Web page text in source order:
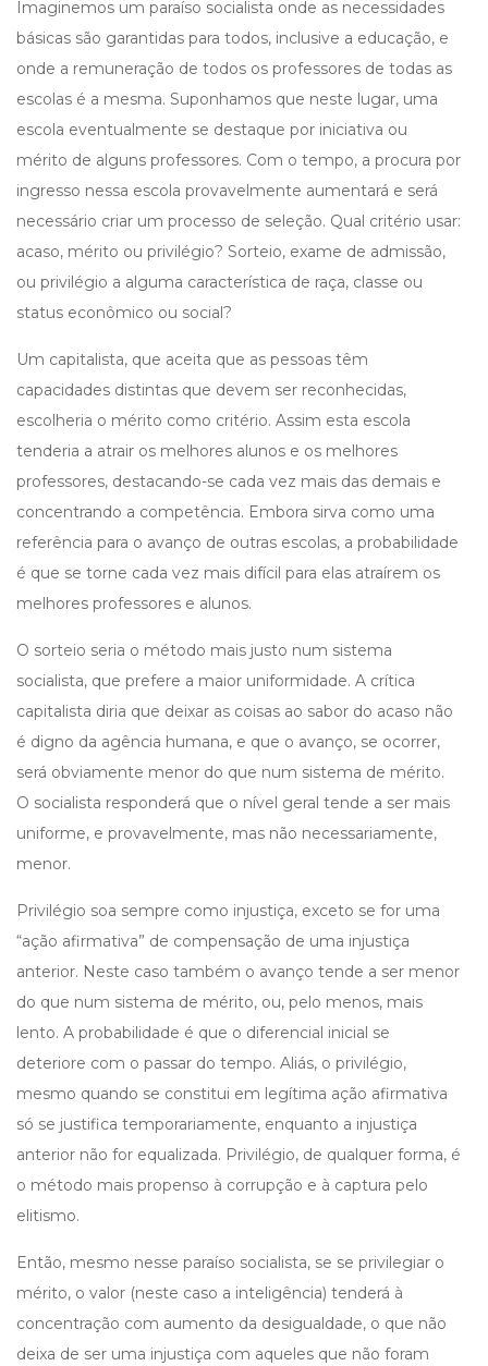
Imaginemos um paraíso socialista onde as necessidades
básicas são garantidas para todos, inclusive a educação, e
onde a remuneração de todos os professores de todas as
escolas é a mesma. Suponhamos que neste lugar, uma
escola eventualmente se destaque por iniciativa ou
mérito de alguns professores. Com o tempo, a procura por
ingresso nessa escola provavelmente aumentará e será
necessário criar um processo de seleção. Qual critério usar:
acaso, mérito ou privilégio? Sorteio, exame de admissão,
ou privilégio a alguma característica de raça, classe ou
status econômico ou social?
Um capitalista, que aceita que as pessoas têm
capacidades distintas que devem ser reconhecidas,
escolheria o mérito como critério. Assim esta escola
tenderia a atrair os melhores alunos e os melhores
professores, destacando-se cada vez mais das demais e
concentrando a competência. Embora sirva como uma
referência para o avanço de outras escolas, a probabilidade
é que se torne cada vez mais difícil para elas atraírem os
melhores professores e alunos.
O sorteio seria o método mais justo num sistema
socialista, que prefere a maior uniformidade. A crítica
capitalista diria que deixar as coisas ao sabor do acaso não
é digno da agência humana, e que o avanço, se ocorrer,
será obviamente menor do que num sistema de mérito.
O socialista responderá que o nível geral tende a ser mais
uniforme, e provavelmente, mas não necessariamente,
menor.
Privilégio soa sempre como injustiça, exceto se for uma
“ação afirmativa” de compensação de uma injustiça
anterior. Neste caso também o avanço tende a ser menor
do que num sistema de mérito, ou, pelo menos, mais
lento. A probabilidade é que o diferencial inicial se
deteriore com o passar do tempo. Aliás, o privilégio,
mesmo quando se constitui em legítima ação afirmativa
só se justifica temporariamente, enquanto a injustiça
anterior não for equalizada. Privilégio, de qualquer forma, é
o método mais propenso à corrupção e à captura pelo
elitismo.
Então, mesmo nesse paraíso socialista, se se privilegiar o
mérito, o valor (neste caso a inteligência) tenderá à
concentração com aumento da desigualdade, o que não
deixa de ser uma injustiça com aqueles que não foram